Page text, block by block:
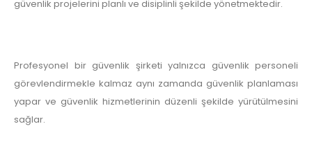
güvenlik projelerini planlı ve disiplinli şekilde yönetmektedir.
Profesyonel bir güvenlik şirketi yalnızca güvenlik personeli
görevlendirmekle kalmaz aynı zamanda güvenlik planlaması
yapar ve güvenlik hizmetlerinin düzenli şekilde yürütülmesini
sağlar.